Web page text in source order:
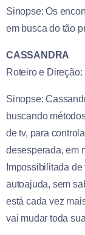
Sinopse: Os
em busca do tão
CASSANDRA
Roteiro e
Sinopse:
buscando
de tv, para
desesperada, em
Impossibilitada
autoajuda, sem
está cada vez
vai mudar toda